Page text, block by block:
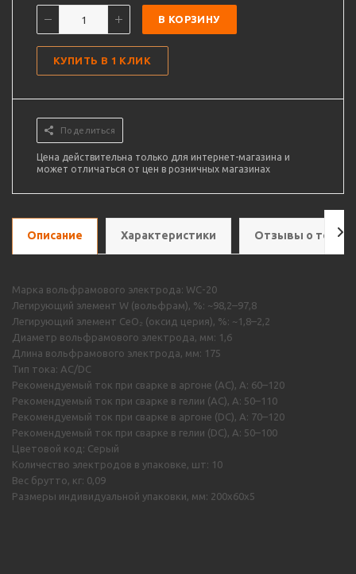
В КОРЗИНУ
КУПИТЬ В 1 КЛИК
Поделиться
Цена действительна только для интернет-магазина и
может отличаться от цен в розничных магазинах
Описание Характеристики Отзывы о
Марка вольфрамового электрода: WС-20
Легирующий элемент W (вольфрам), %: ~98,2–97,8
Легирующий элемент CeO₂ (оксид церия), %: ~1,8–2,2
Диаметр вольфрамового электрода, мм: 1,6
Длина вольфрамового электрода, мм: 175
Тип тока: AC/DC
Рекомендуемый ток при сварке в аргоне (AC), А: 60–120
Рекомендуемый ток при сварке в гелии (AC), А: 50–110
Рекомендуемый ток при сварке в аргоне (DC), А: 70–120
Рекомендуемый ток при сварке в гелии (DC), А: 50–100
Цветовой код: Серый
Количество электродов в упаковке, шт: 10
Вес брутто, кг: 0,09
Размеры индивидуальной упаковки, мм: 200х60х5